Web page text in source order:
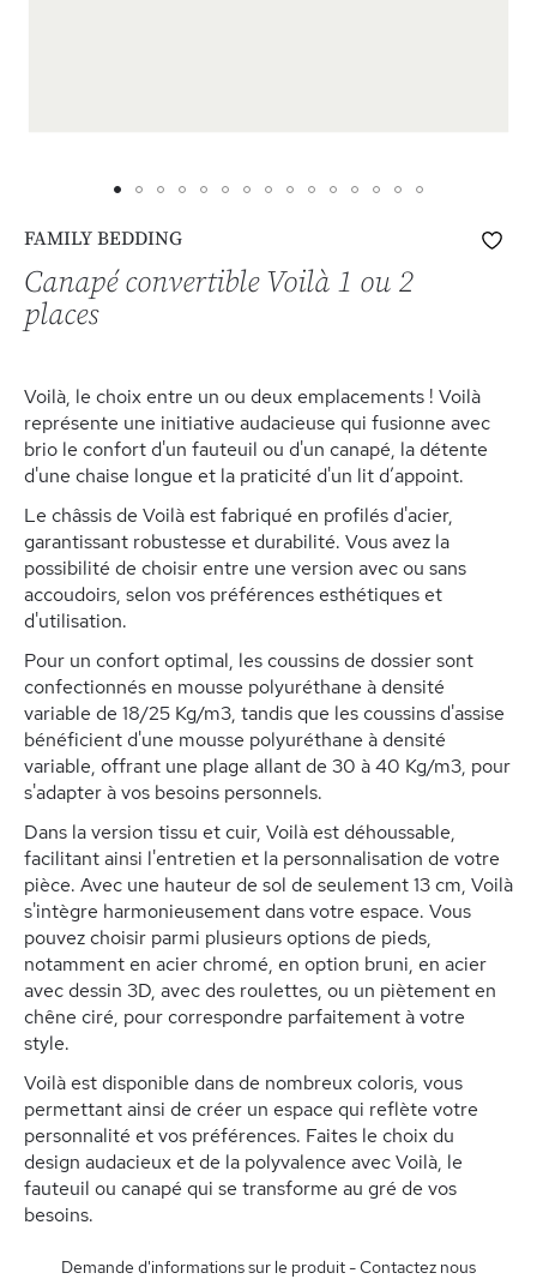
the
beginning
gallery
FAMILY BEDDING
Canapé convertible Voilà 1 ou 2
places
Voilà, le choix entre un ou deux emplacements ! Voilà
représente une initiative audacieuse qui fusionne avec
brio le confort d'un fauteuil ou d'un canapé, la détente
d'une chaise longue et la praticité d'un lit d’appoint.
Le châssis de Voilà est fabriqué en profilés d'acier,
garantissant robustesse et durabilité. Vous avez la
possibilité de choisir entre une version avec ou sans
accoudoirs, selon vos préférences esthétiques et
d'utilisation.
Pour un confort optimal, les coussins de dossier sont
confectionnés en mousse polyuréthane à densité
variable de 18/25 Kg/m3, tandis que les coussins d'assise
bénéficient d'une mousse polyuréthane à densité
variable, offrant une plage allant de 30 à 40 Kg/m3, pour
s'adapter à vos besoins personnels.
Dans la version tissu et cuir, Voilà est déhoussable,
facilitant ainsi l'entretien et la personnalisation de votre
pièce. Avec une hauteur de sol de seulement 13 cm, Voilà
s'intègre harmonieusement dans votre espace. Vous
pouvez choisir parmi plusieurs options de pieds,
notamment en acier chromé, en option bruni, en acier
avec dessin 3D, avec des roulettes, ou un piètement en
chêne ciré, pour correspondre parfaitement à votre
style.
Voilà est disponible dans de nombreux coloris, vous
permettant ainsi de créer un espace qui reflète votre
personnalité et vos préférences. Faites le choix du
design audacieux et de la polyvalence avec Voilà, le
fauteuil ou canapé qui se transforme au gré de vos
besoins.
Demande d'informations sur le produit - Contactez nous